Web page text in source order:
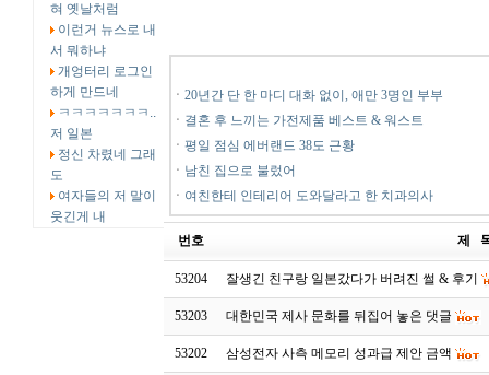
혀 옛날처럼
이런거 뉴스로 내
서 뭐하냐
개엉터리 로그인
하게 만드네
ㅋㅋㅋㅋㅋㅋㅋ..
저 일본
정신 차렸네 그래
도
여자들의 저 말이
웃긴게 내
ㆍ 20년간 단 한 마디 대화 없이, 애만 3명인 부부
ㆍ 결혼 후 느끼는 가전제품 베스트 & 워스트
ㆍ 평일 점심 에버랜드 38도 근황
ㆍ 남친 집으로 불렀어
ㆍ 여친한테 인테리어 도와달라고 한 치과의사
번호 제
53204 잘생긴 친구랑 일본갔다가 버려진 썰 & 후기
53203 대한민국 제사 문화를 뒤집어 놓은 댓글
53202 삼성전자 사측 메모리 성과급 제안 금액